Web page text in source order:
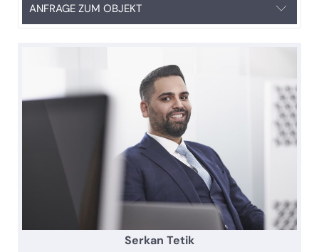
ANFRAGE ZUM OBJEKT
Serkan Tetik